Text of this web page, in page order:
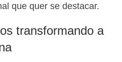
que quer se destacar.
transformando a